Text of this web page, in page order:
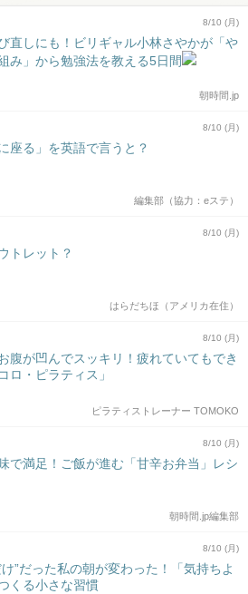
8/10 (月)
直しにも！ビリギャル小林さやかが「や
み」から勉強法を教える5日間
朝時間.jp
8/10 (月)
座る」を英語で言うと？
編集部（協力：eステ）
8/10 (月)
トレット？
はらだちほ（アメリカ在住）
8/10 (月)
腹が凹んでスッキリ！疲れていてもでき
ロ・ピラティス」
ピラティストレーナー TOMOKO
8/10 (月)
で満足！ご飯が進む「甘辛お弁当」レシ
朝時間.jp編集部
8/10 (月)
”だった私の朝が変わった！「気持ちよ
くる小さな習慣